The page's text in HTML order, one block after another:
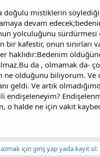
doğulu mistiklerin
devam
yolculuğunu sürdürmesi
bir kafestir, onun sınırları
haklıdır:Bedenim
da , olmamak da-
ne olduğunu biliyorum. Ve
geldi. Ve artık
endişeleneyim?
o halde ne için vakit
için giriş yap yada kayıt ol.